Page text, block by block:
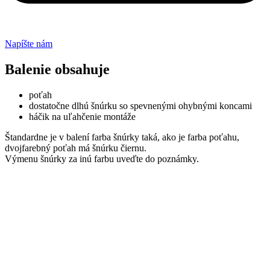
Napíšte nám
Balenie obsahuje
poťah
dostatočne dlhú šnúrku so spevnenými ohybnými koncami
háčik na uľahčenie montáže
Štandardne je v balení farba šnúrky taká, ako je farba poťahu,
dvojfarebný poťah má šnúrku čiernu.
Výmenu šnúrky za inú farbu uveďte do poznámky.